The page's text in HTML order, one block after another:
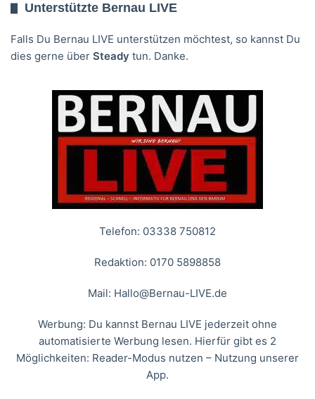
Unterstützte Bernau LIVE
Falls Du Bernau LIVE unterstützen möchtest, so kannst Du
dies gerne über Steady tun. Danke.
Telefon: 03338 750812
Redaktion: 0170 5898858
Mail: Hallo@Bernau-LIVE.de
Werbung: Du kannst Bernau LIVE jederzeit ohne
automatisierte Werbung lesen. Hierfür gibt es 2
Möglichkeiten: Reader-Modus nutzen – Nutzung unserer
App.